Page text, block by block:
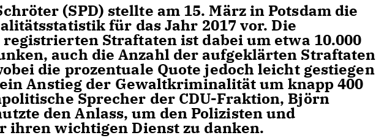
(SPD) stellte am 15. März in Potsdam die
für das Jahr 2017 vor. Die
registrierten Straftaten ist dabei um etwa 10.000
auch die Anzahl der aufgeklärten Straftaten
die prozentuale Quote jedoch leicht gestiegen
Anstieg der Gewaltkriminalität um knapp 400
Sprecher der CDU-Fraktion, Björn
den Anlass, um den Polizisten und
ihren wichtigen Dienst zu danken.